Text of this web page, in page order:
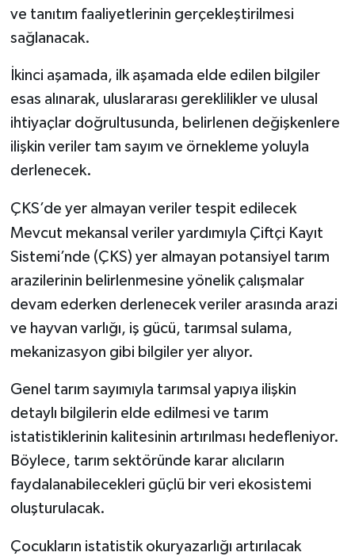
ve tanıtım faaliyetlerinin gerçekleştirilmesi
sağlanacak.
İkinci aşamada, ilk aşamada elde edilen bilgiler
esas alınarak, uluslararası gereklilikler ve ulusal
ihtiyaçlar doğrultusunda, belirlenen değişkenlere
ilişkin veriler tam sayım ve örnekleme yoluyla
derlenecek.
ÇKS’de yer almayan veriler tespit edilecek
Mevcut mekansal veriler yardımıyla Çiftçi Kayıt
Sistemi’nde (ÇKS) yer almayan potansiyel tarım
arazilerinin belirlenmesine yönelik çalışmalar
devam ederken derlenecek veriler arasında arazi
ve hayvan varlığı, iş gücü, tarımsal sulama,
mekanizasyon gibi bilgiler yer alıyor.
Genel tarım sayımıyla tarımsal yapıya ilişkin
detaylı bilgilerin elde edilmesi ve tarım
istatistiklerinin kalitesinin artırılması hedefleniyor.
Böylece, tarım sektöründe karar alıcıların
faydalanabilecekleri güçlü bir veri ekosistemi
oluşturulacak.
Çocukların istatistik okuryazarlığı artırılacak